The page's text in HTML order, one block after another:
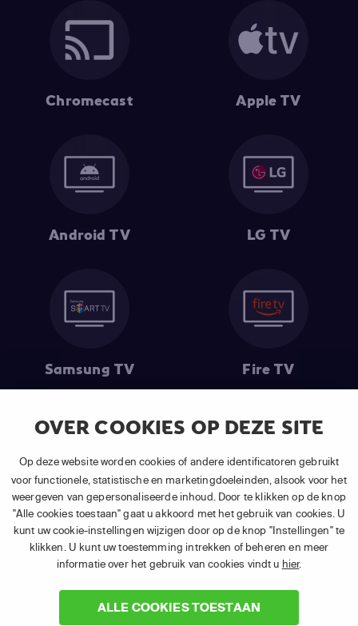
OVER COOKIES OP DEZE SITE
Op deze website worden cookies of andere identificatoren gebruikt
voor functionele, statistische en marketingdoeleinden, alsook voor het
weergeven van gepersonaliseerde inhoud. Door te klikken op de knop
"Alle cookies toestaan" gaat u akkoord met het gebruik van cookies. U
kunt uw cookie-instellingen wijzigen door op de knop "Instellingen" te
klikken. U kunt uw toestemming intrekken of beheren en meer
informatie over het gebruik van cookies vindt u hier.
ALLE COOKIES TOESTAAN
Chromecast Apple TV
Android TV LG TV
Samsung TV Fire TV
(1) De eerste 30 dagen gratis: Geldig op alle nieuwe abonnementen
van APP TV Light, Basic of Plus.
(2) Prijs abonnement : Incl. BTW.
(3) Restart & Replayis beschikbaar voorvolgende zendersafhankelijk
van je gekozen pakket.